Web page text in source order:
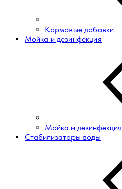
Кормовые добавки
Мойка и дезинфекция
Мойка и дезинфекция
Стабилизаторы воды